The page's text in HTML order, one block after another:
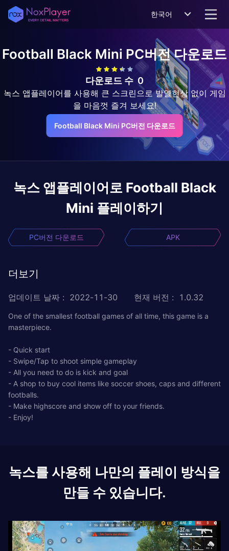
한국어
Football Black Mini PC버전 다운로드
다운로드 수 0
녹스 앱플레이어를 사용해 큰 스크린으로 발열현상 없이 게임
을 마음껏 즐겨 보세요!
Football Black Mini PC버전 다운로드
녹스 앱플레이어로 Football Black
Mini 플레이하기
PC버전 다운로드 APK
더보기
업데이트 날짜 : 2022-11-30 현재 버전 : 1.0.32
One of the smallest football games of all time, this game is a
masterpiece.
- Quick start
- Swipe/Tap to shoot simple gameplay
- All you need to do is kick and goal
- A shop to buy cool items like soccer shoes, caps and different
footballs.
- Make highscore and show off to your friends.
- Enjoy!
녹스를 사용해 나만의 플레이 방식을
만들 수 있습니다.